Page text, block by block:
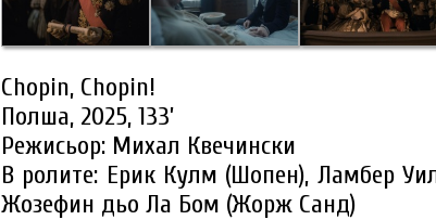
Chopin, Chopin!
Полша, 2025, 133’
Режисьор: Михал Квечински
В ролите: Ерик Кулм (Шопен), Ламбер
Жозефин дьо Ла Бом (Жорж Санд)